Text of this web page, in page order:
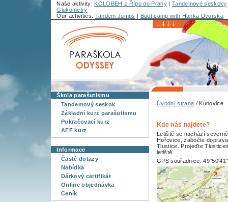
Naše aktivity: KOLOBEH z Řípu do Prahy| Tandemové seskoky
Glukometry
Our activities: Tandem Jumps | Boot camp with Hanka Dvorska
Škola parašutismu
Tandemový seskok
Základní kurz parašutismu
Pokračovací kurz
AFF kurz
Informace
Časté dotazy
Nabídka
Dárkový certifikát
Online objednávka
Ceník
Úvodní strana / Kunovice
Kde nás najdete?
Letiště se nachází
Hořovice, zabočte
Tlustice. Projeďte
letiště.
GPS souřadnice: